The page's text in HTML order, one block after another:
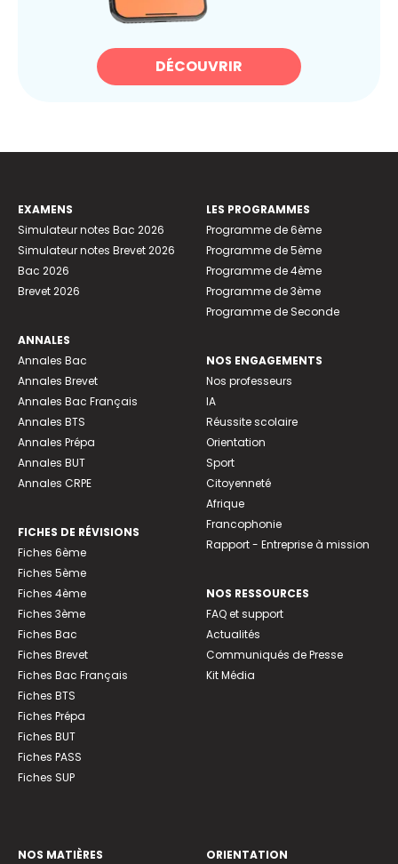
DÉCOUVRIR
EXAMENS
Simulateur notes Bac 2026
Simulateur notes Brevet 2026
Bac 2026
Brevet 2026
ANNALES
Annales Bac
Annales Brevet
Annales Bac Français
Annales BTS
Annales Prépa
Annales BUT
Annales CRPE
FICHES DE RÉVISIONS
Fiches 6ème
Fiches 5ème
Fiches 4ème
Fiches 3ème
Fiches Bac
Fiches Brevet
Fiches Bac Français
Fiches BTS
Fiches Prépa
Fiches BUT
Fiches PASS
Fiches SUP
LES PROGRAMMES
Programme de 6ème
Programme de 5ème
Programme de 4ème
Programme de 3ème
Programme de Seconde
NOS ENGAGEMENTS
Nos professeurs
IA
Réussite scolaire
Orientation
Sport
Citoyenneté
Afrique
Francophonie
Rapport - Entreprise à mission
NOS RESSOURCES
FAQ et support
Actualités
Communiqués de Presse
Kit Média
NOS MATIÈRES
ORIENTATION